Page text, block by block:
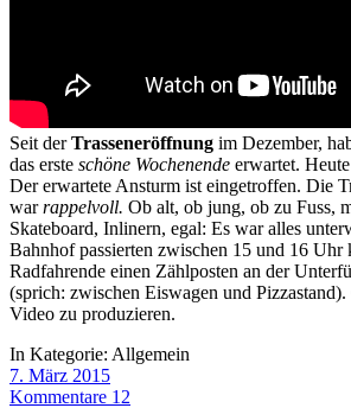
Seit derTrasseneröffnung im Dezember,
das erste schöne Wochenende erwartet.
Der erwartete Ansturm ist eingetroffen. Die
warrappelvoll. Ob alt, ob jung, ob zu Fuss,
Skateboard, Inlinern, egal: Es war alles
Bahnhof passierten zwischen 15 und 16 Uhr
Radfahrende einen Zählposten an der
(sprich: zwischen Eiswagen und
Video zu produzieren.
In Kategorie: Allgemein
7. März 2015
Kommentare 12